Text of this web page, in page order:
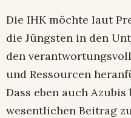
Die IHK möchte laut
die Jüngsten in den
den
und Ressourcen
Dass eben auch
wesentlichen Beitrag